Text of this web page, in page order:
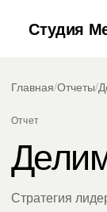
Студия
Главная/Отчеты/
Отчет
Стратегия